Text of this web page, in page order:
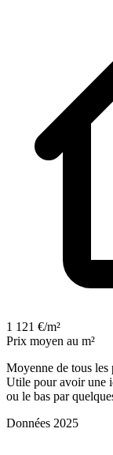
1 121 €/m²
Prix moyen au m²
Moyenne de tous les
Utile pour avoir une
ou le bas par
Données 2025